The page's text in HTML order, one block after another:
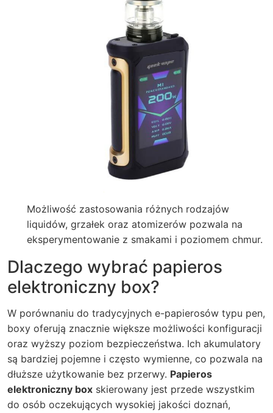
Możliwość zastosowania różnych rodzajów
liquidów, grzałek oraz atomizerów pozwala na
eksperymentowanie z smakami i poziomem chmur.
Dlaczego wybrać papieros
elektroniczny box?
W porównaniu do tradycyjnych e-papierosów typu pen,
boxy oferują znacznie większe możliwości konfiguracji
oraz wyższy poziom bezpieczeństwa. Ich akumulatory
są bardziej pojemne i często wymienne, co pozwala na
dłuższe użytkowanie bez przerwy. Papieros
elektroniczny box skierowany jest przede wszystkim
do osób oczekujących wysokiej jakości doznań,